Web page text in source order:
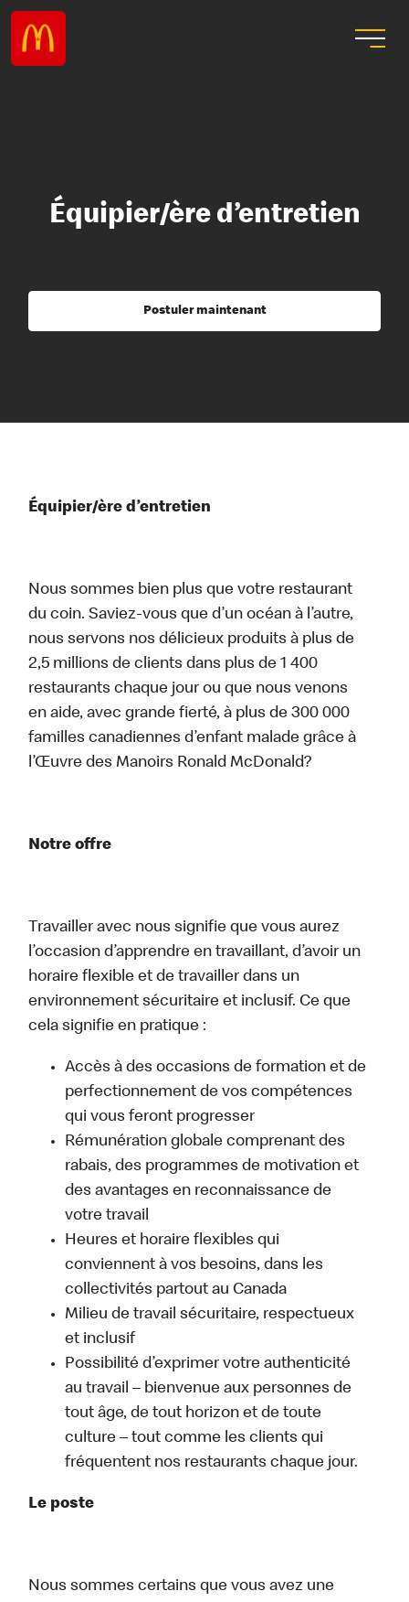
Équipier/ère d’entretien
Postuler maintenant
Équipier/ère d’entretien
Nous sommes bien plus que votre restaurant
du coin. Saviez-vous que d’un océan à l’autre,
nous servons nos délicieux produits à plus de
2,5 millions de clients dans plus de 1 400
restaurants chaque jour ou que nous venons
en aide, avec grande fierté, à plus de 300 000
familles canadiennes d’enfant malade grâce à
l’Œuvre des Manoirs Ronald McDonald?
Notre offre
Travailler avec nous signifie que vous aurez
l’occasion d’apprendre en travaillant, d’avoir un
horaire flexible et de travailler dans un
environnement sécuritaire et inclusif. Ce que
cela signifie en pratique :
Accès à des occasions de formation et de
perfectionnement de vos compétences
qui vous feront progresser
Rémunération globale comprenant des
rabais, des programmes de motivation et
des avantages en reconnaissance de
votre travail
Heures et horaire flexibles qui
conviennent à vos besoins, dans les
collectivités partout au Canada
Milieu de travail sécuritaire, respectueux
et inclusif
Possibilité d’exprimer votre authenticité
au travail – bienvenue aux personnes de
tout âge, de tout horizon et de toute
culture – tout comme les clients qui
fréquentent nos restaurants chaque jour.
Le poste
Nous sommes certains que vous avez une